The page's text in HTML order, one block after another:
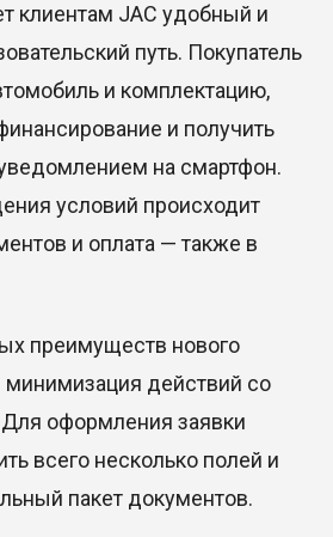
клиентам JAC удобный и
путь. Покупатель
и комплектацию,
и получить
на смартфон.
условий происходит
и оплата — также в
преимуществ нового
минимизация действий со
оформления заявки
всего несколько полей и
пакет документов.